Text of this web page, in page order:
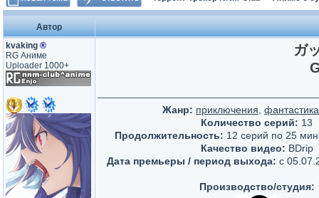
Автор
kvaking ®
RG Аниме
Uploader 1000+
ガ
Жанр: приключения фантастика
Количество серий: 13
Продолжительность: 12 серий по 25
Качество видео: BDrip
Дата премьеры / период выхода: c
Производство/студия: